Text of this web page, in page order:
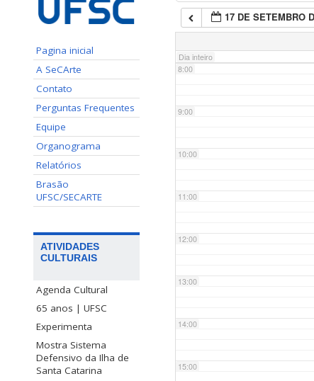
Pagina inicial
A SeCArte
Contato
Perguntas Frequentes
Equipe
Organograma
Relatórios
Brasão
UFSC/SECARTE
ATIVIDADES
CULTURAIS
Agenda Cultural
65 anos | UFSC
Experimenta
Mostra Sistema
Defensivo da Ilha de
Santa Catarina
17 DE SETEMBRO
Dia inteiro
7:00
8:00
9:00
10:00
11:00
12:00
13:00
14:00
15:00